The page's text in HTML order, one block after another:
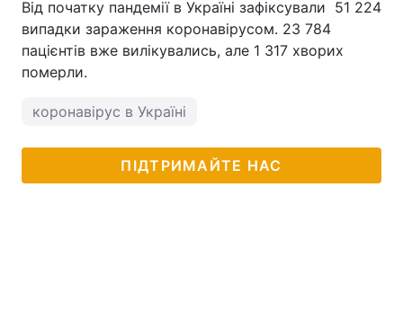
Від початку пандемії в Україні зафіксували 51 224
випадки зараження коронавірусом. 23 784
пацієнтів вже вилікувались, але 1 317 хворих
померли.
коронавірус в Україні
ПІДТРИМАЙТЕ НАС